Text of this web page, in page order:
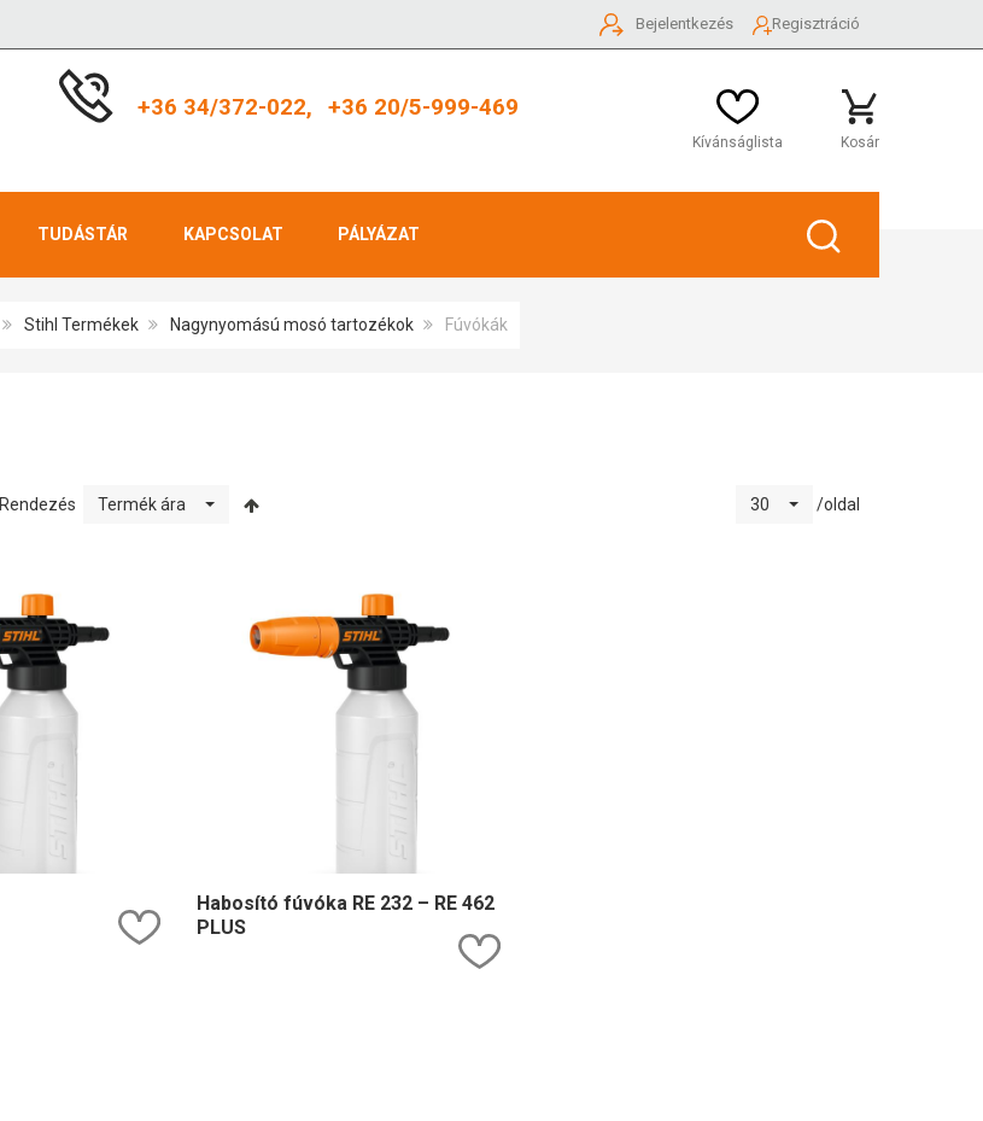
Bejelentkezés Regisztráció
+36 34/372-022, +36 20/5-999-469
Kívánságlista Kosár
TUDÁSTÁR KAPCSOLAT PÁLYÁZAT
Stihl Termékek Nagynyomású mosó tartozékok Fúvókák
Rendezés Termék ára 30 /oldal
Kedvencekhez ad
Habosító fúvóka RE 232 – RE 462
PLUS
Kedvencekhez ad